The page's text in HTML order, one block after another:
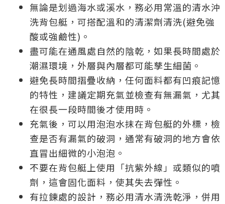
無論是划過海水或溪水，務必用常溫的清水沖
洗背包艇，可搭配溫和的清潔劑清洗(避免強
酸或強鹼性)。
盡可能在通風處自然的陰乾，如果長時間處於
潮濕環境，外層與內層都可能孳生細菌。
避免長時間摺疊收納，任何面料都有凹痕記憶
的特性，建議定期充氣並檢查有無漏氣，尤其
在很長一段時間後才使用時。
充氣後，可以用泡泡水抹在背包艇的外標，檢
查是否有漏氣的破洞，通常有破洞的地方會依
直冒出細微的小泡泡。
不要在背包艇上使用「抗紫外線」或類似的噴
劑，這會固化面料，使其失去彈性。
有拉鍊處的設計，務必用清水清洗乾淨，併用